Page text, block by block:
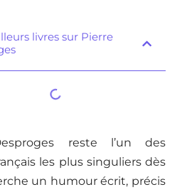
livres sur Pierre
reste l’un des
les plus singuliers dès
un humour écrit, précis